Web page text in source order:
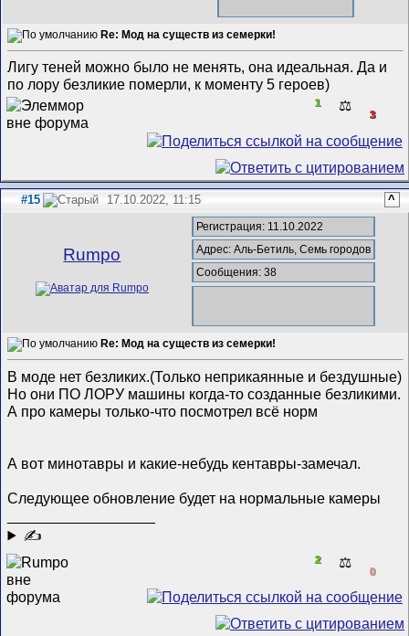
Re: Мод на существ из семерки!
Лигу теней можно было не менять, она идеальная. Да и
по лору безликие померли, к моменту 5 героев)
1 ⚖️
3
#15 17.10.2022, 11:15 ^
Rumpo
Регистрация: 11.10.2022
Адрес: Аль-Бетиль, Семь городов
Сообщения: 38
Re: Мод на существ из семерки!
В моде нет безликих.(Только неприкаянные и бездушные)
Но они ПО ЛОРУ машины когда-то созданные безликими.
А про камеры только-что посмотрел всё норм
А вот минотавры и какие-небудь кентавры-замечал.
Следующее обновление будет на нормальные камеры
✍
2 ⚖️
0